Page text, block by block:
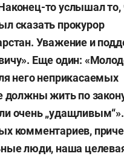
то услышал то,
сказать прокурор
Уважение и
Еще один:
него неприкасаемых
должны жить по
очень „удащливым“».
комментариев,
люди, наша